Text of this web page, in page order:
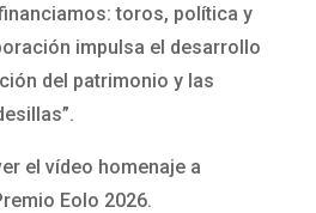
toros, política y
impulsa el desarrollo
del patrimonio y las
el vídeo homenaje a
Eolo 2026.